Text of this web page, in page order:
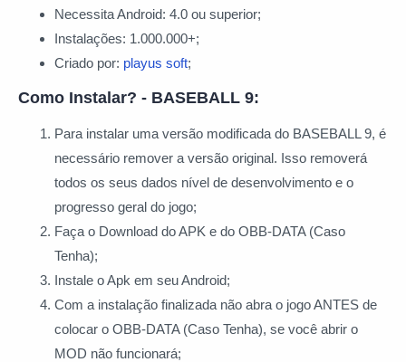
Necessita Android: 4.0 ou superior;
Instalações: 1.000.000+;
Criado por: playus soft;
Como Instalar? - BASEBALL 9:
Para instalar uma versão modificada do BASEBALL 9, é
necessário remover a versão original. Isso removerá
todos os seus dados nível de desenvolvimento e o
progresso geral do jogo;
Faça o Download do APK e do OBB-DATA (Caso
Tenha);
Instale o Apk em seu Android;
Com a instalação finalizada não abra o jogo ANTES de
colocar o OBB-DATA (Caso Tenha), se você abrir o
MOD não funcionará;